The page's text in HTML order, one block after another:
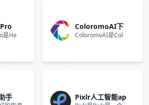
是He
ColoromoAI下
ColoromoAI是Col
手 Pixlr人工智能ap